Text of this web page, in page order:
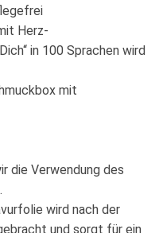
Herz-
in 100 Sprachen wird
mit
die Verwendung des
wird nach der
und sorgt für ein